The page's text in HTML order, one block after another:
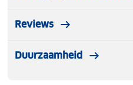
Reviews
Duurzaamheid